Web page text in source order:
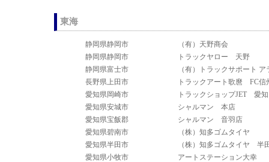
東海
静岡県静岡市
（有）天野商会
静岡県静岡市
トラックヤロー 天野
静岡県富士市
（有）トラックサポート ア
長野県上田市
トラックアート歌麿 FC信
愛知県岡崎市
トラックショップJET 愛
愛知県安城市
シャルマン 本店
愛知県宝飯郡
シャルマン 音羽店
愛知県碧南市
（株）知多ゴムタイヤ
愛知県半田市
（株）知多ゴムタイヤ 半
愛知県小牧市
アートステーション大幸